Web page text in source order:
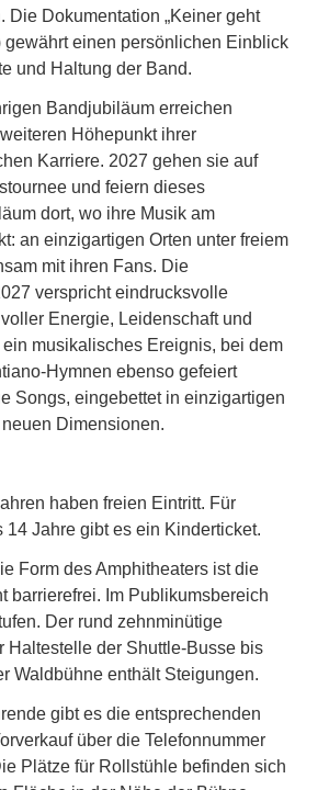
Die Dokumentation „Keiner geht
gewährt einen persönlichen Einblick
und Haltung der Band.
Bandjubiläum erreichen
Höhepunkt ihrer
Karriere. 2027 gehen sie auf
und feiern dieses
dort, wo ihre Musik am
an einzigartigen Orten unter freiem
mit ihren Fans. Die
verspricht eindrucksvolle
Energie, Leidenschaft und
musikalisches Ereignis, bei dem
Hymnen ebenso gefeiert
Songs, eingebettet in einzigartigen
Dimensionen.
haben freien Eintritt. Für
14 Jahre gibt es ein Kinderticket.
Form des Amphitheaters ist die
barrierefrei. Im Publikumsbereich
Der rund zehnminütige
Haltestelle der Shuttle-Busse bis
Waldbühne enthält Steigungen.
gibt es die entsprechenden
über die Telefonnummer
Plätze für Rollstühle befinden sich